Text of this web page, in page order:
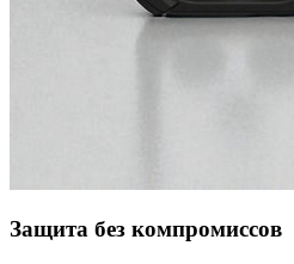
Защита без компромиссов